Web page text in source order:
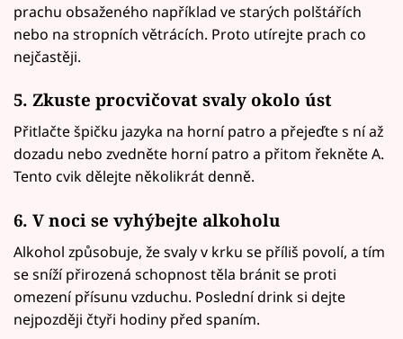
prachu obsaženého například ve starých polštářích
nebo na stropních větrácích. Proto utírejte prach co
nejčastěji.
5. Zkuste procvičovat svaly okolo úst
Přitlačte špičku jazyka na horní patro a přejeďte s ní až
dozadu nebo zvedněte horní patro a přitom řekněte A.
Tento cvik dělejte několikrát denně.
6. V noci se vyhýbejte alkoholu
Alkohol způsobuje, že svaly v krku se příliš povolí, a tím
se sníží přirozená schopnost těla bránit se proti
omezení přísunu vzduchu. Poslední drink si dejte
nejpozději čtyři hodiny před spaním.